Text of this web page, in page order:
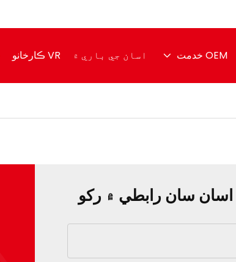
OEM خدمت اسان جي باري ۾ VR ڪارخانو
اسان سان رابطي ۾ رکو